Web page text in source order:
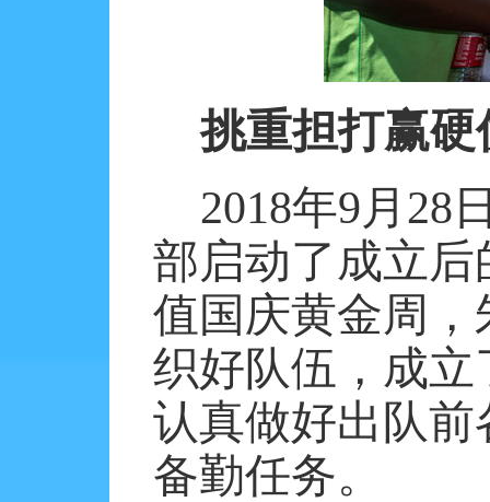
挑重担打赢硬
2018年9月 28
部启动了成立
值国庆黄金周
织好队伍，成
认真做好出队
备勤任务。